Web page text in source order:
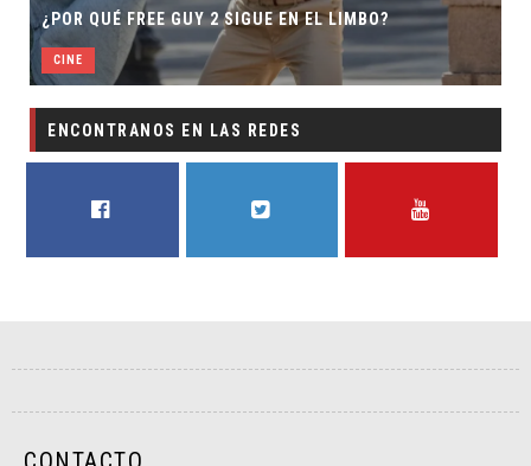
¿POR QUÉ FREE GUY 2 SIGUE EN EL LIMBO?
CINE
ENCONTRANOS EN LAS REDES